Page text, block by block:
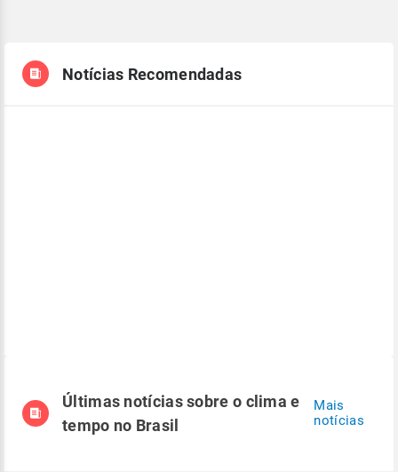
Notícias Recomendadas
Últimas notícias sobre o clima e
tempo no Brasil
Mais
notícias